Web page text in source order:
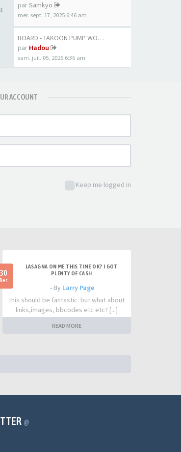
parSamkyo
mer. sept. 17, 2025 6:46 am
BOARD - TAKOON PUMP WOOD 80CM
par Hadou
sam. juil. 05, 2025 6:36 am
ACCOUNT
Keep me logged in
30
Dec
LASAGNA ON ME THIS TIME OK? I GOT
PLENTY OF CASH
- By Larry Page
this should be fantastic. but what about
links,images, bbcodes etc etc? [...]
READ MORE
@